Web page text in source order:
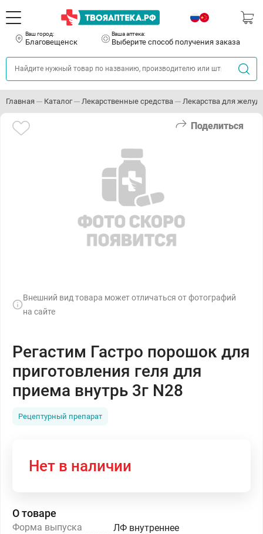
Ваш город:
Благовещенск
Ваша аптека:
Выберите способ получения заказа
Главная Каталог Лекарственные средства Лекарства для
Поделиться
Внешний вид товара может отличаться от фотографий
на сайте
Регастим Гастро порошок для
приготовления геля для
приема внутрь 3г N28
Рецептурный препарат
Нет в наличии
О товаре
Форма выпуска
ЛФ внутреннее